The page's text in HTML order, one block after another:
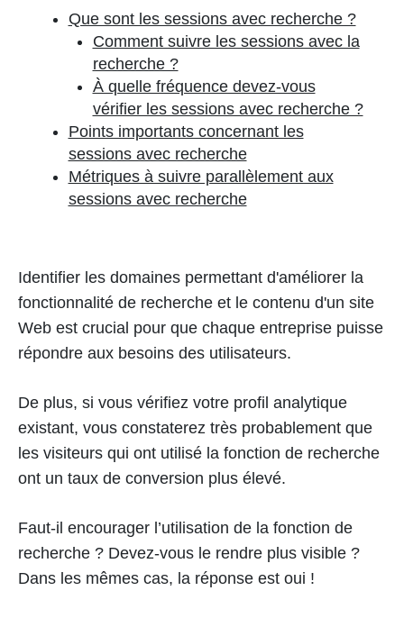
Que sont les sessions avec recherche ?
Comment suivre les sessions avec la
recherche ?
À quelle fréquence devez-vous
vérifier les sessions avec recherche ?
Points importants concernant les
sessions avec recherche
Métriques à suivre parallèlement aux
sessions avec recherche
Identifier les domaines permettant d'améliorer la
fonctionnalité de recherche et le contenu d'un site
Web est crucial pour que chaque entreprise puisse
répondre aux besoins des utilisateurs.
De plus, si vous vérifiez votre profil analytique
existant, vous constaterez très probablement que
les visiteurs qui ont utilisé la fonction de recherche
ont un taux de conversion plus élevé.
Faut-il encourager l’utilisation de la fonction de
recherche ? Devez-vous le rendre plus visible ?
Dans les mêmes cas, la réponse est oui !